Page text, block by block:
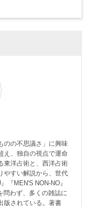
のの不思議さ」に興味
え、独自の視点で運命
東洋占術と、西洋占術
やすい解説から、世代
『MEN'S NON-NO』
問わず、多くの雑誌に
版されている。著書